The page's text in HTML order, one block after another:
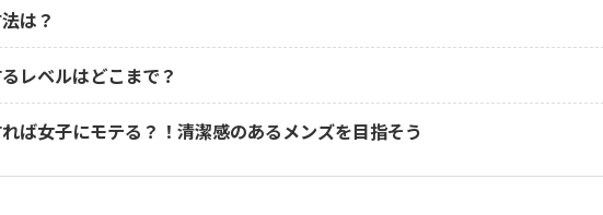
は？
レベルはどこまで？
ば女子にモテる？！清潔感のあるメンズを目指そう